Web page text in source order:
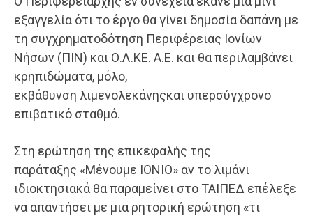
εξαγγελία ότι το έργο θα γίνει δημοσία δαπάνη με
τη συγχρηματοδότηση Περιφέρειας Ιονίων
Νήσων (ΠΙΝ) και Ο.Λ.ΚΕ. Α.Ε. και θα περιλαμβάνει
κρηπιδώματα, μόλο,
εκβάθυνση λιμενολεκάνηςκαι υπερσύγχρονο
επιβατικό σταθμό.
Στη ερώτηση της επικεφαλής της
παράταξης «Μένουμε ΙΟΝΙΟ» αν το λιμάνι
ιδιοκτησιακά θα παραμείνει στο ΤΑΙΠΕΔ επέλεξε
να απαντήσει με μια ρητορική ερώτηση «τι